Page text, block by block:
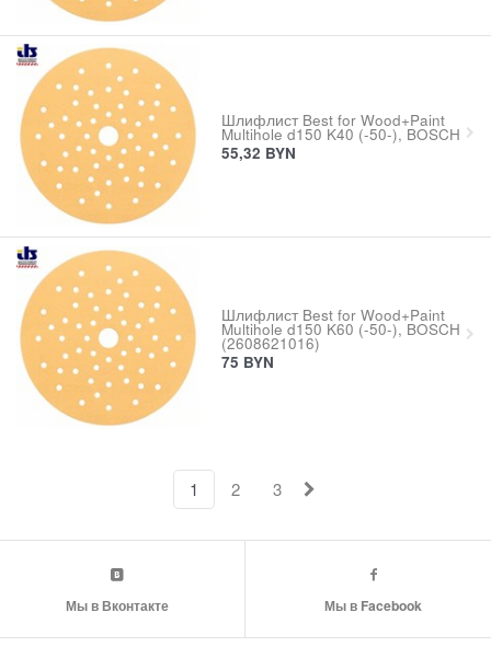
Шлифлист Best for Wood+Paint
Multihole d150 K40 (-50-), BOSCH
55,32 BYN
Шлифлист Best for Wood+Paint
Multihole d150 K60 (-50-), BOSCH
(2608621016)
75 BYN
1 2 3
Мы в Вконтакте Мы в Facebook